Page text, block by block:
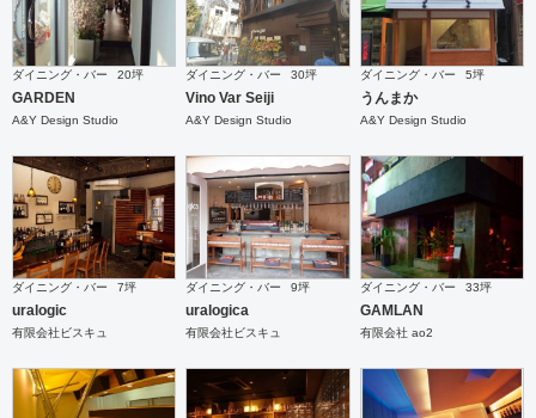
ダイニング・バー 20坪
GARDEN
A&Y Design Studio
ダイニング・バー 30坪
Vino Var Seiji
A&Y Design Studio
ダイニング・バー 5坪
うんまか
A&Y Design Studio
ダイニング・バー 7坪
uralogic
有限会社ビスキュ
ダイニング・バー 9坪
uralogica
有限会社ビスキュ
ダイニング・バー 33坪
GAMLAN
有限会社 ao2